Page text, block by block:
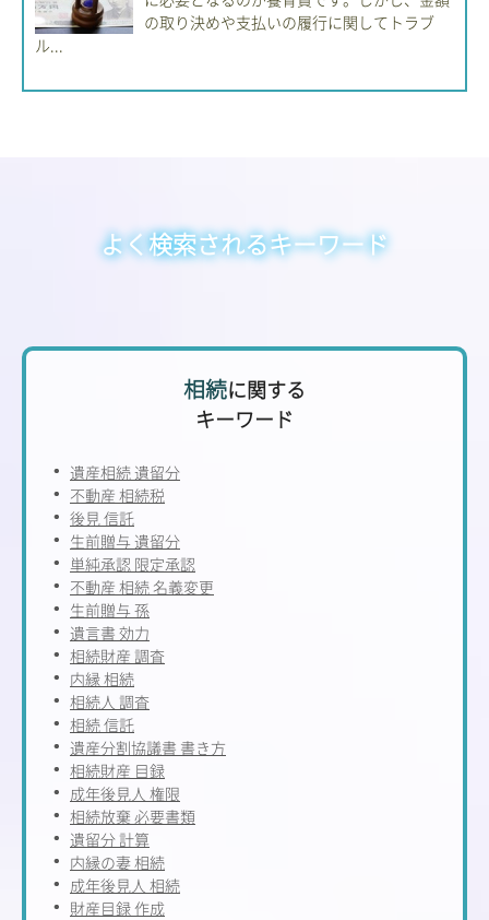
の取り決めや支払いの履行に関してトラブ
ル...
よく検索されるキーワード
相続に関する
キーワード
遺産相続 遺留分
不動産 相続税
後見 信託
生前贈与 遺留分
単純承認 限定承認
不動産 相続 名義変更
生前贈与 孫
遺言書 効力
相続財産 調査
内縁 相続
相続人 調査
相続 信託
遺産分割協議書 書き方
相続財産 目録
成年後見人 権限
相続放棄 必要書類
遺留分 計算
内縁の妻 相続
成年後見人 相続
財産目録 作成